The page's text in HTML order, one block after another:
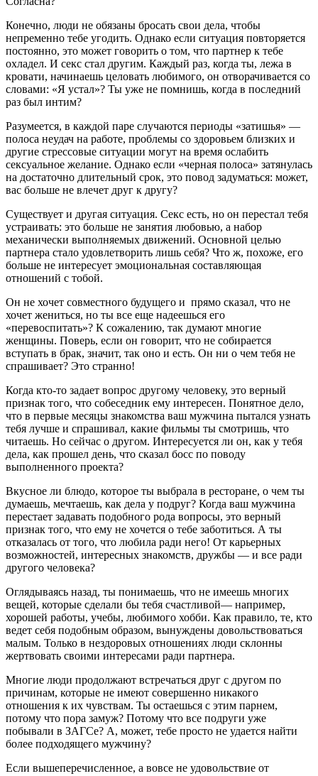
Конечно, люди не обязаны бросать свои дела, чтобы
непременно тебе угодить. Однако если ситуация повторяется
постоянно, это может говорить о том, что партнер к тебе
охладел. И секс стал другим. Каждый раз, когда ты, лежа в
кровати, начинаешь целовать любимого, он отворачивается со
словами: «Я устал»? Ты уже не помнишь, когда в последний
раз был интим?
Разумеется, в каждой паре случаются периоды «затишья» —
полоса неудач на работе, проблемы со здоровьем близких и
другие стрессовые ситуации могут на время ослабить
сексуальное желание. Однако если «черная полоса» затянулась
на достаточно длительный срок, это повод задуматься: может,
вас больше не влечет друг к другу?
Существует и другая ситуация. Секс есть, но он перестал тебя
устраивать: это больше не занятия любовью, а набор
механически выполняемых движений. Основной целью
партнера стало удовлетворить лишь себя? Что ж, похоже, его
больше не интересует эмоциональная составляющая
отношений с тобой.
Он не хочет совместного будущего и прямо сказал, что не
хочет жениться, но ты все еще надеешься его
«перевоспитать»? К сожалению, так думают многие
женщины. Поверь, если он говорит, что не собирается
вступать в брак, значит, так оно и есть. Он ни о чем тебя не
спрашивает? Это странно!
Когда кто-то задает вопрос другому человеку, это верный
признак того, что собеседник ему интересен. Понятное дело,
что в первые месяцы знакомства ваш мужчина пытался узнать
тебя лучше и спрашивал, какие фильмы ты смотришь, что
читаешь. Но сейчас о другом. Интересуется ли он, как у тебя
дела, как прошел день, что сказал босс по поводу
выполненного проекта?
Вкусное ли блюдо, которое ты выбрала в ресторане, о чем ты
думаешь, мечтаешь, как дела у подруг? Когда ваш мужчина
перестает задавать подобного рода вопросы, это верный
признак того, что ему не хочется о тебе заботиться. А ты
отказалась от того, что любила ради него! От карьерных
возможностей, интересных знакомств, дружбы — и все ради
другого человека?
Оглядываясь назад, ты понимаешь, что не имеешь многих
вещей, которые сделали бы тебя счастливой— например,
хорошей работы, учебы, любимого хобби. Как правило, те, кто
ведет себя подобным образом, вынуждены довольствоваться
малым. Только в нездоровых отношениях люди склонны
жертвовать своими интересами ради партнера.
Многие люди продолжают встречаться друг с другом по
причинам, которые не имеют совершенно никакого
отношения к их чувствам. Ты остаешься с этим парнем,
потому что пора замуж? Потому что все подруги уже
побывали в ЗАГСе? А, может, тебе просто не удается найти
более подходящего мужчину?
Если вышеперечисленное, а вовсе не удовольствие от